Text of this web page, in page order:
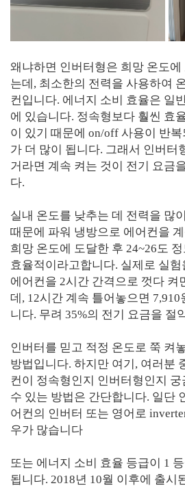
왜냐하면 인버터형은 희망 온도
는데, 최소한의 전력을 사용하여
컨입니다. 에너지 소비 효율은 일
에 있습니다. 정속형보다 훨씬 효
이 있기 때문에 on/off 사용이 반
가 더 많이 됩니다. 그래서 인버터
거라면 계속 켜는 것이 전기 요금
다.
실내 온도를 낮추는 데 전력을 많
때문에 파워 냉방으로 에어컨을
희망 온도에 도달한 후 24~26도
효율적이라고합니다. 실제로 실험
에어컨을 2시간 간격으로 껏다 켜
데, 12시간 계속 틀어놓으면
니다. 무려 35%의 전기 요금을 절
인버터를 믿고 적정 온도로 쭉 켜
방법입니다. 하지만 여기, 여러분
컨이 정속형인지 인버터형인지
수 있는 방법은 간단합니다. 일단
어컨의 인버터 또는 영어로
우가 많습니다
또는 에너지 소비 효율 등급이 1
됩니다. 2018년 10월 이후에 출시